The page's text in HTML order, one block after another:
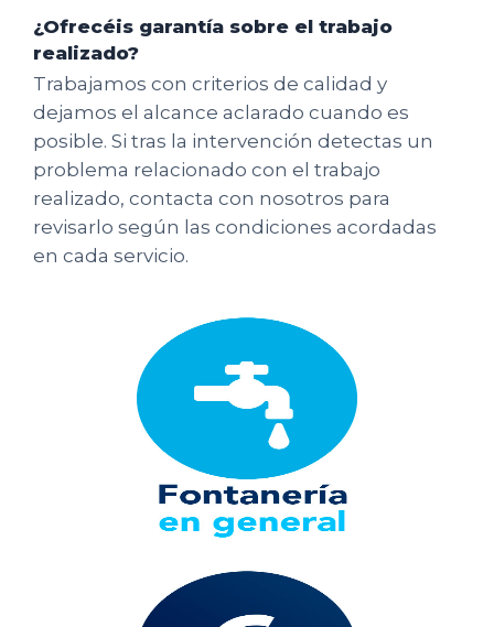
¿Ofrecéis garantía sobre el trabajo
realizado?
Trabajamos con criterios de calidad y
dejamos el alcance aclarado cuando es
posible. Si tras la intervención detectas un
problema relacionado con el trabajo
realizado, contacta con nosotros para
revisarlo según las condiciones acordadas
en cada servicio.